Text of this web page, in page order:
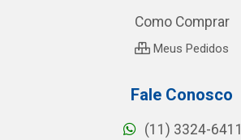
Como Comprar
Meus Pedidos
Fale Conosco
(11) 3324-6411